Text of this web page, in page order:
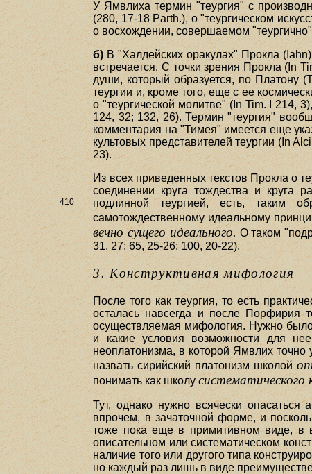
У Ямвлиха термин "теургия" с
(280, 17-18 Parth.), о "теургическом
о восхождении, совершаемом
б) В "Халдейских оракулах" Прокла
встречается. С точки зрения Прокла (In
души, который образуется, по Платону
теургии и, кроме того, еще с ее
о "теургической молитве" (In Tim. I 214,
124, 32; 132, 26). Термин "теургия"
комментария на "Тимея" имеется еще
культовых представителей теургии (In
23).
Из всех приведенных текстов Прокла о
соединении круга тождества и круга
подлинной теургией, есть, таким
410
самотождественному идеальному
вечно сущего идеального.О таком
31, 27; 65, 25-26; 100, 20-22).
3. Конструктивная мифология
После того как теургия, то есть
осталась навсегда и после Порфирия
осуществляемая мифология. Нужно было
и какие условия возможности для
неоплатонизма, в которой Ямвлих точно
назвать сирийский платонизм школой
понимать как школусистематического
Тут, однако нужно всячески опасаться
впрочем, в зачаточной форме, и
тоже пока еще в примитивном виде, в
описательном или систематическом
наличие того или другого типа
но каждый раз лишь в виде